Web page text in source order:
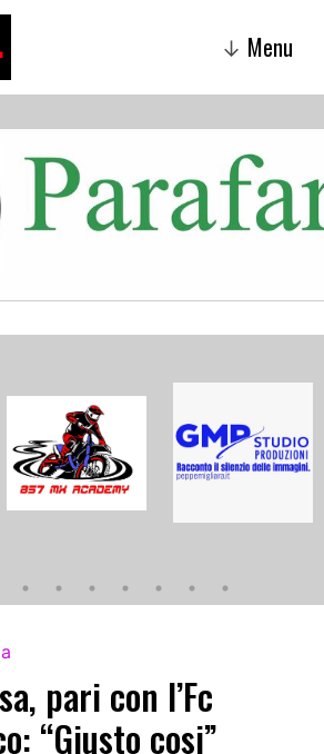
↓ Menu
pari con l’Fc
“Giusto cosi”